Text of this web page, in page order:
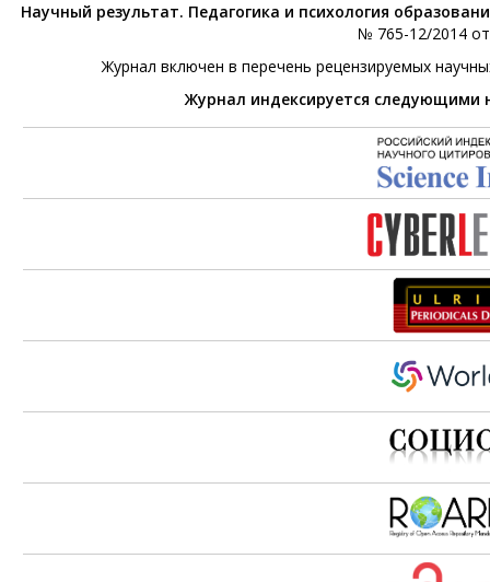
Научный результат. Педагогика и психология
№ 765-12/2014
Журнал включен в перечень рецензируемых
Журнал индексируется